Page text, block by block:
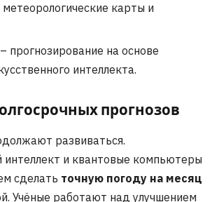
метеорологические карты и
– прогнозирование на основе
интеллекта.
прогнозов
развиваться.
интеллект и квантовые компьютеры
сделать точную погоду на месяц
Учёные работают над улучшением